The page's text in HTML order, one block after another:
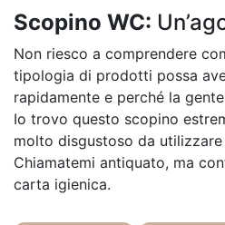
Scopino WC:
Non riesco a comprendere
tipologia di prodotti possa
rapidamente e perché la
Io trovo questo scopino
molto disgustoso da utilizzare
Chiamatemi antiquato, ma
carta igienica.